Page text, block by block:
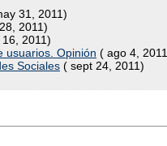
31, 2011)
2011)
2011)
usuarios. Opinión ( ago 4,
Sociales ( sept 24, 2011)